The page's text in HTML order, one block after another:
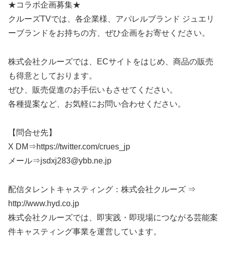
★コラボ企画募集★
クルーズTVでは、各企業様、アパレルブランド ジュエリ
ーブランドをお持ちの方、ぜひ企画をお寄せください。
株式会社クルーズでは、ECサイトをはじめ、商品の販売
も得意としております。
ぜひ、販売促進のお手伝いもさせてください。
各種提案など、お気軽にお問い合わせください。
【問合せ先】
X DM⇒https://twitter.com/crues_jp
メール⇒jsdxj283@ybb.ne.jp
配信タレントキャスティング：株式会社クルーズ ⇒
http://www.hyd.co.jp
株式会社クルーズでは、即実践・即現場につながる芸能案
件キャスティング事業を運営しています。